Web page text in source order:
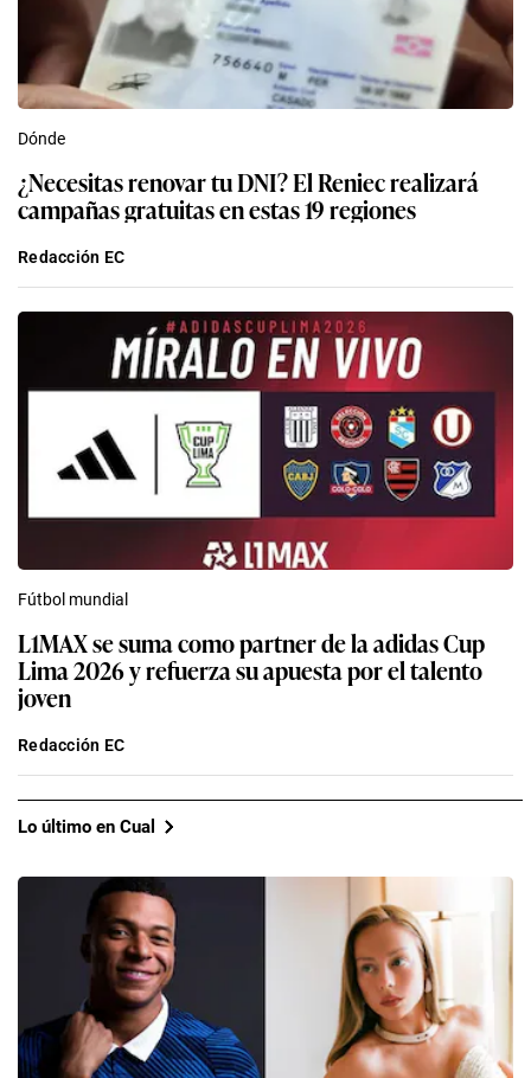
Dónde
¿Necesitas renovar tu DNI? El Reniec realizará
campañas gratuitas en estas 19 regiones
Redacción EC
Fútbol mundial
L1MAX se suma como partner de la adidas Cup
Lima 2026 y refuerza su apuesta por el talento
joven
Redacción EC
Lo último en Cual